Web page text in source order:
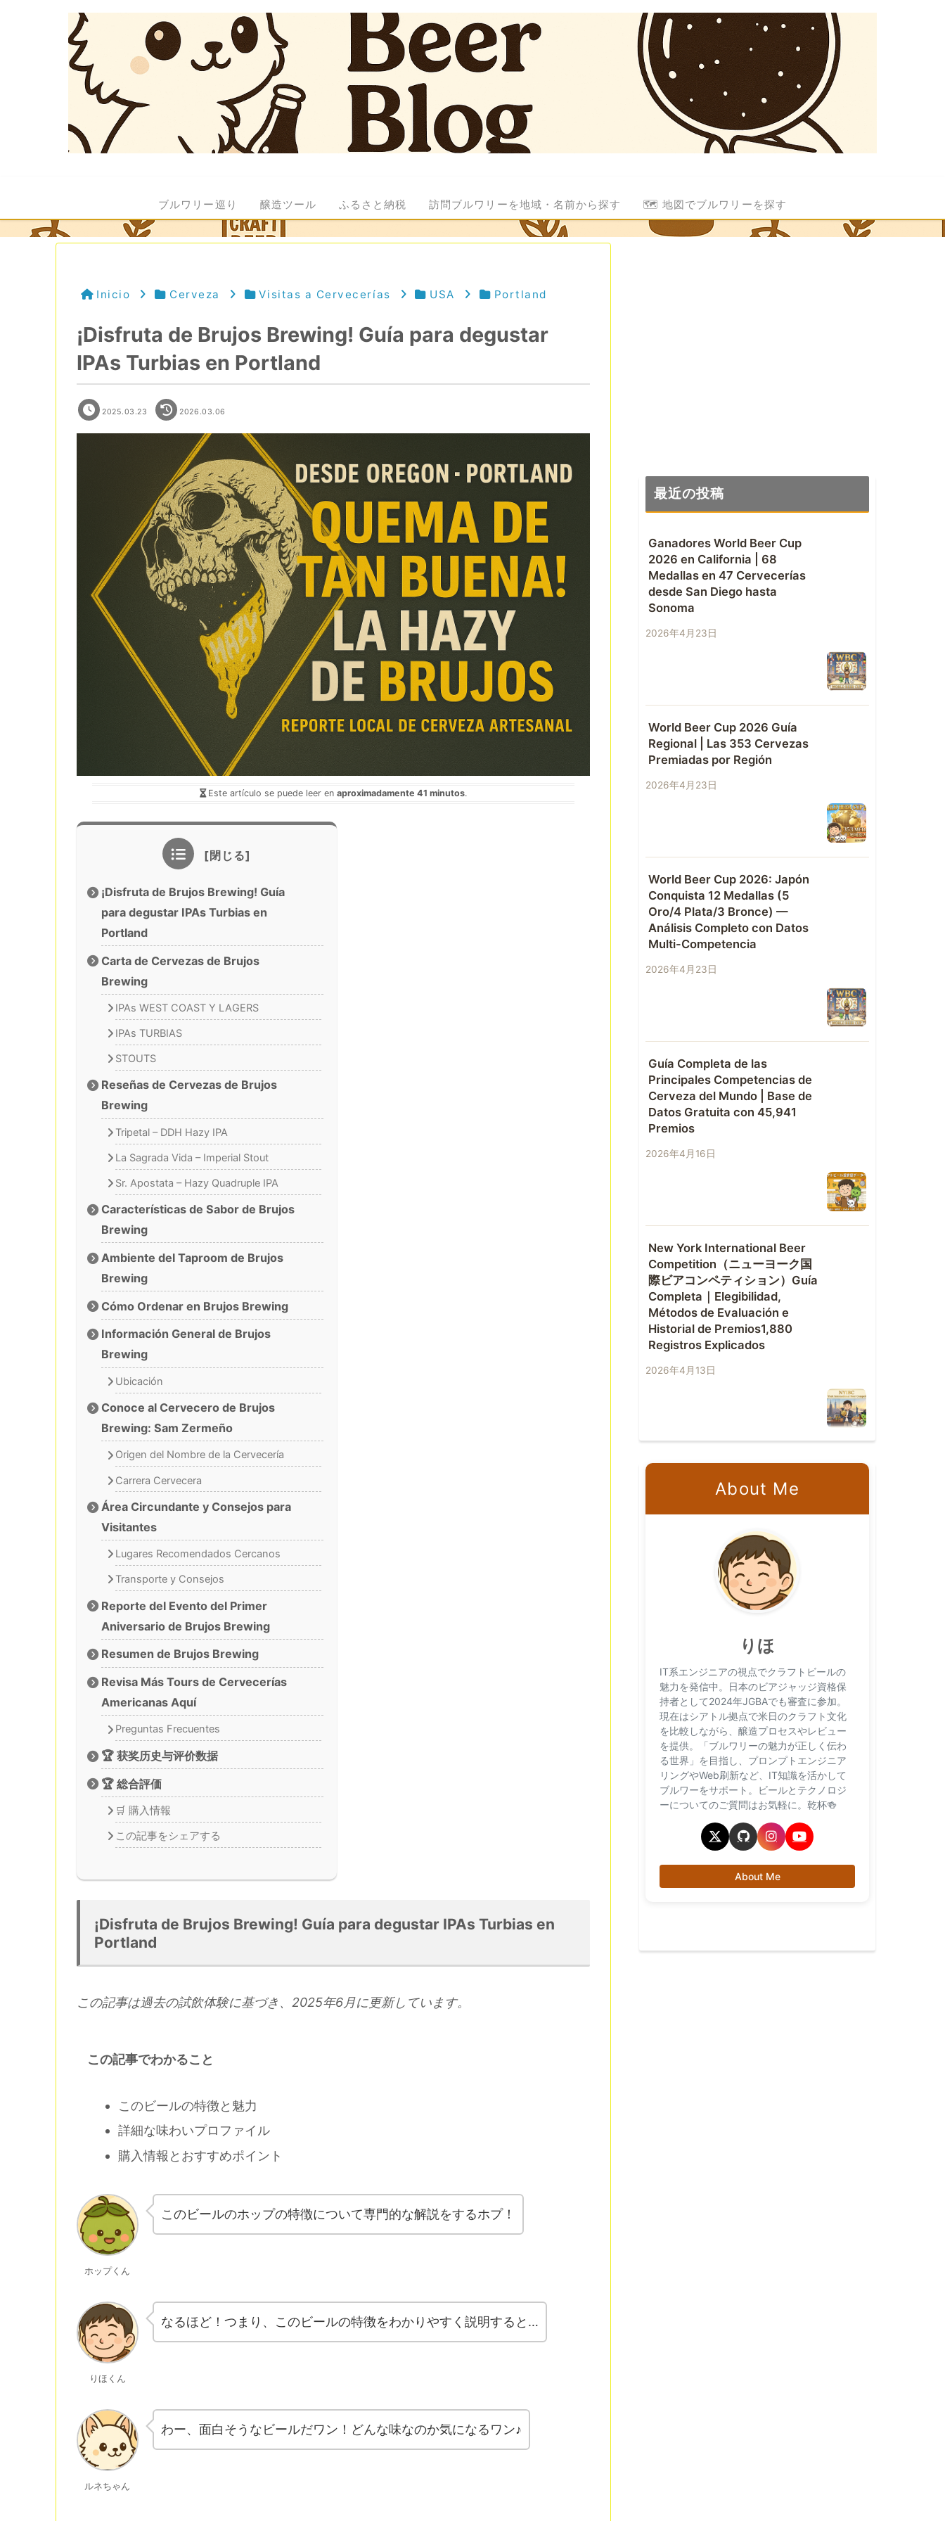
ブルワリー巡り 醸造ツール ふるさと納税 訪問ブルワリーを地域・名前から探す 🗺️ 地図でブルワリーを探す
Inicio Cerveza Visitas a Cervecerías USA Portland
¡Disfruta de Brujos Brewing! Guía para degustar
IPAs Turbias en Portland
2025.03.23 2026.03.06
Este artículo se puede leer en aproximadamente 41 minutos.
¡Disfruta de Brujos Brewing! Guía
para degustar IPAs Turbias en
Portland
Carta de Cervezas de Brujos
Brewing
IPAs WEST COAST Y LAGERS
IPAs TURBIAS
STOUTS
Reseñas de Cervezas de Brujos
Brewing
Tripetal – DDH Hazy IPA
La Sagrada Vida – Imperial Stout
Sr. Apostata – Hazy Quadruple IPA
Características de Sabor de Brujos
Brewing
Ambiente del Taproom de Brujos
Brewing
Cómo Ordenar en Brujos Brewing
Información General de Brujos
Brewing
Ubicación
Conoce al Cervecero de Brujos
Brewing: Sam Zermeño
Origen del Nombre de la Cervecería
Carrera Cervecera
Área Circundante y Consejos para
Visitantes
Lugares Recomendados Cercanos
Transporte y Consejos
Reporte del Evento del Primer
Aniversario de Brujos Brewing
Resumen de Brujos Brewing
Revisa Más Tours de Cervecerías
Americanas Aquí
Preguntas Frecuentes
🏆 获奖历史与评价数据
🏆 総合評価
🛒 購入情報
この記事をシェアする
¡Disfruta de Brujos Brewing! Guía para degustar IPAs Turbias en
Portland
この記事は過去の試飲体験に基づき、2025年6月に更新しています。
この記事でわかること
このビールの特徴と魅力
詳細な味わいプロファイル
購入情報とおすすめポイント
ホップくん
このビールのホップの特徴について専門的な解説をするホプ！
りほくん
なるほど！つまり、このビールの特徴をわかりやすく説明すると…
ルネちゃん
わー、面白そうなビールだワン！どんな味なのか気になるワン♪
最近の投稿
Ganadores World Beer Cup
2026 en California | 68
Medallas en 47 Cervecerías
desde San Diego hasta
Sonoma
2026年4月23日
World Beer Cup 2026 Guía
Regional | Las 353 Cervezas
Premiadas por Región
2026年4月23日
World Beer Cup 2026: Japón
Conquista 12 Medallas (5
Oro/4 Plata/3 Bronce) —
Análisis Completo con Datos
Multi-Competencia
2026年4月23日
Guía Completa de las
Principales Competencias de
Cerveza del Mundo | Base de
Datos Gratuita con 45,941
Premios
2026年4月16日
New York International Beer
Competition（ニューヨーク国
際ビアコンペティション）Guía
Completa｜Elegibilidad,
Métodos de Evaluación e
Historial de Premios1,880
Registros Explicados
2026年4月13日
About Me
りほ
IT系エンジニアの視点でクラフトビールの
魅力を発信中。日本のビアジャッジ資格保
持者として2024年JGBAでも審査に参加。
現在はシアトル拠点で米日のクラフト文化
を比較しながら、醸造プロセスやレビュー
を提供。「ブルワリーの魅力が正しく伝わ
る世界」を目指し、プロンプトエンジニア
リングやWeb刷新など、IT知識を活かして
ブルワーをサポート。ビールとテクノロジ
ーについてのご質問はお気軽に。乾杯🍻
About Me